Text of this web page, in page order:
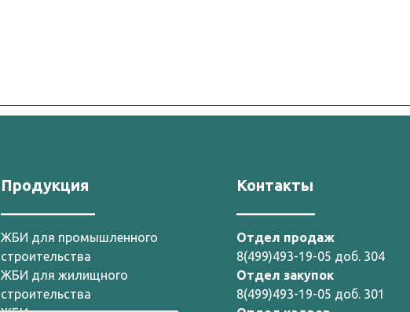
Продукция
ЖБИ для промышленного
строительства
ЖБИ для жилищного
строительства
Контакты
Отдел продаж
8(499)493-19-05 доб. 304
Отдел закупок
8(499)493-19-05 доб. 301